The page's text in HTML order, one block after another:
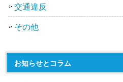
交通違反
その他
お知らせとコラム